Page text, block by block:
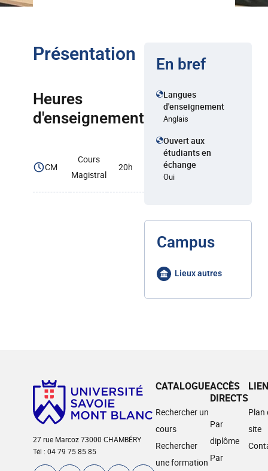
Présentation
Heures
d'enseignement
CM
Cours
Magistral
20h
En bref
Langues
d'enseignement
Anglais
Ouvert aux
étudiants en
échange
Oui
Campus
Lieux autres
27 rue Marcoz 73000 CHAMBÉRY
Tél : 04 79 75 85 85
CATALOGUE
Rechercher un
cours
Rechercher
une formation
ACCÈS
DIRECTS
Par
diplôme
Par
Plan
site